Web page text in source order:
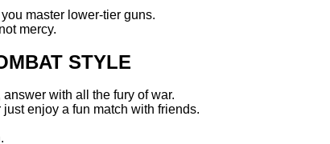
master lower-tier guns.
mercy.
STYLE
with all the fury of war.
enjoy a fun match with friends.